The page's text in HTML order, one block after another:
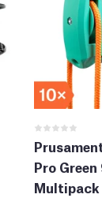
Pro Green
Multipack